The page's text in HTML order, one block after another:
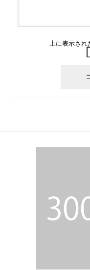
上に表示され